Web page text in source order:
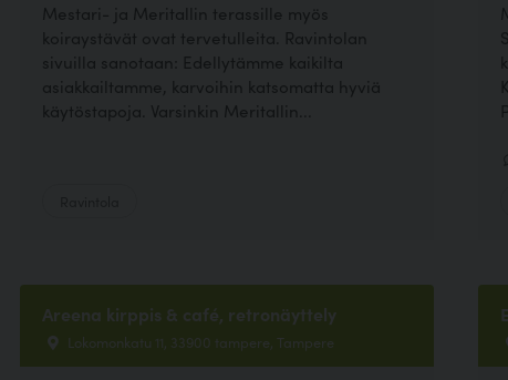
Mestari- ja Meritallin terassille myös
koiraystävät ovat tervetulleita. Ravintolan
sivuilla sanotaan: Edellytämme kaikilta
asiakkailtamme, karvoihin katsomatta hyviä
käytöstapoja. Varsinkin Meritallin...
Areena kirppis & café, retronäyttely
Lokomonkatu 11, 33900 tampere, Tampere